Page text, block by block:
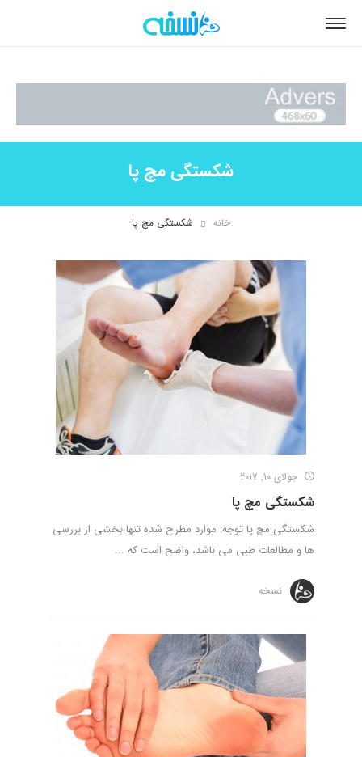
شکستگی مچ پا
خانه شکستگی مچ پا
جولای 10, 2017
شکستگی مچ پا
شکستگی مچ پا توجه: موارد مطرح شده تنها بخشی از بررسی
ها و مطالعات طبی می باشد، واضح است که ...
نسخه